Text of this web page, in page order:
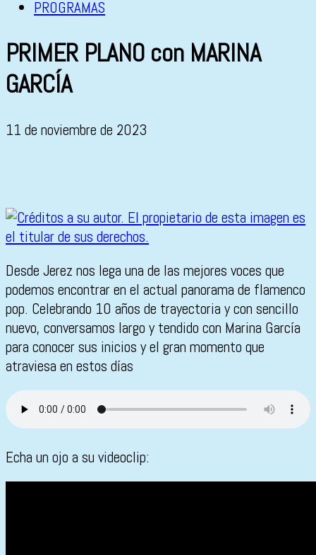
PROGRAMAS
PRIMER PLANO con MARINA
GARCÍA
11 de noviembre de 2023
Desde Jerez nos lega una de las mejores voces que
podemos encontrar en el actual panorama de flamenco
pop. Celebrando 10 años de trayectoria y con sencillo
nuevo, conversamos largo y tendido con Marina García
para conocer sus inicios y el gran momento que
atraviesa en estos días
Echa un ojo a su videoclip: